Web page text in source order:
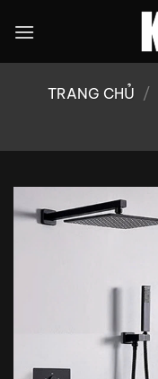
qua
TRANG CHỦ /